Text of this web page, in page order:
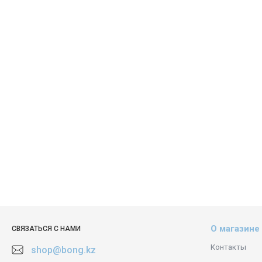
СВЯЗАТЬСЯ С НАМИ
shop@bong.kz
О магазине
Контакты